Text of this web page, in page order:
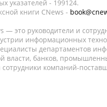
указателей - 199124.
книги CNews -
— это руководители и
информационных
департаментов
власти, банков,
сотрудники компаний-